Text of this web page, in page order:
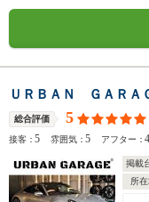
ＵＲＢＡＮ ＧＡＲＡ
総合評価 5
接客：5 雰囲気：5 アフター：
掲載
所